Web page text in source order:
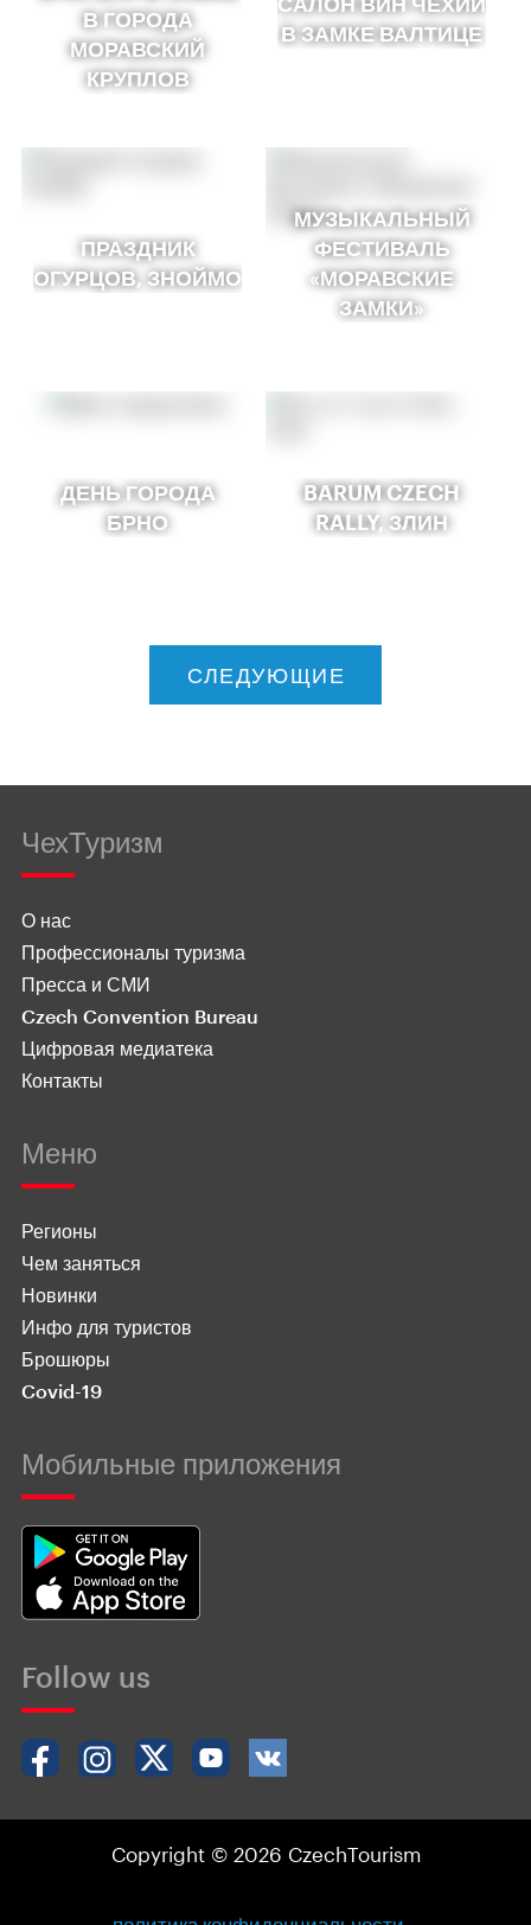
В ГОРОДА
МОРАВСКИЙ
КРУПЛОВ
В ЗАМКЕ ВАЛТИЦЕ
ПРАЗДНИК
ОГУРЦОВ, ЗНОЙМО
МУЗЫКАЛЬНЫЙ
ФЕСТИВАЛЬ
«МОРАВСКИЕ
ЗАМКИ»
ДЕНЬ ГОРОДА
БРНО
BARUM CZECH
RALLY, ЗЛИН
СЛЕДУЮЩИЕ
ЧехТуризм
О нас
Профессионалы туризма
Пресса и СМИ
Czech Convention Bureau
Цифровая медиатека
Контакты
Меню
Регионы
Чем заняться
Новинки
Инфо для туристов
Брошюры
Covid-19
Мобильные приложения
Follow us
Copyright © 2026 CzechTourism